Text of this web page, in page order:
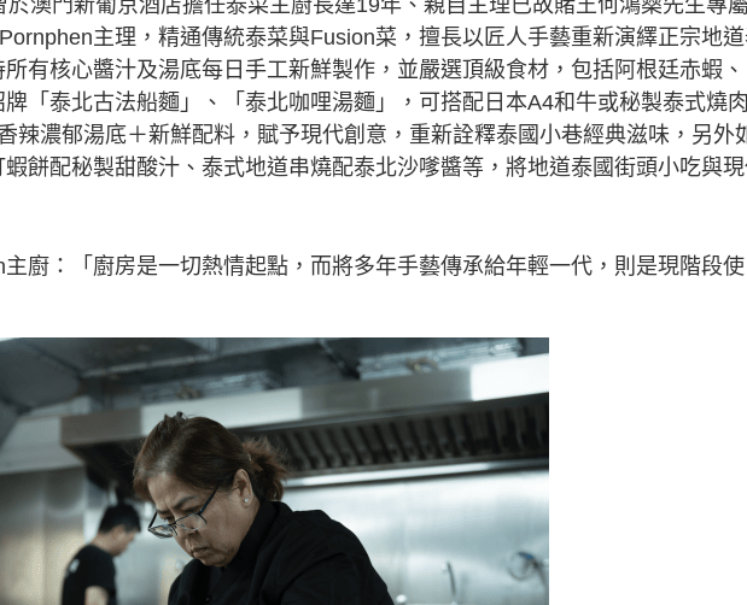
於澳門新葡京酒店擔任泰菜主廚長達19年、親自主理已故賭王何鴻燊先生專
主理，精通傳統泰菜與Fusion菜，擅長以匠人手藝重新演繹正宗地
有核心醬汁及湯底每日手工新鮮製作，並嚴選頂級食材，包括阿根廷赤蝦、
「泰北古法船麵」、「泰北咖哩湯麵」，可搭配日本A4和牛或秘製泰式燒
辣濃郁湯底＋新鮮配料，賦予現代創意，重新詮釋泰國小巷經典滋味，另外
餅配秘製甜酸汁、泰式地道串燒配泰北沙嗲醬等，將地道泰國街頭小吃與
廚：「廚房是一切熱情起點，而將多年手藝傳承給年輕一代，則是現階段使